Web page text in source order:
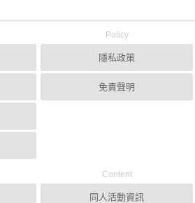
Policy
隱私政策
免責聲明
Content
同人活動資訊